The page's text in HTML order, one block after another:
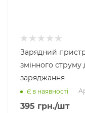
Зарядний
змінного струму
заряджання
Є в наявності
395 грн./шт